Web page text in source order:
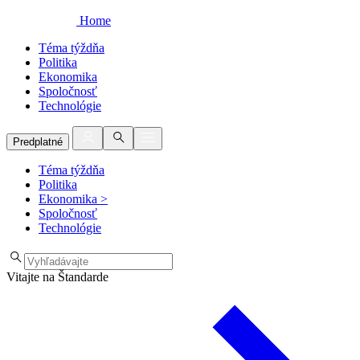
Home
Téma týždňa
Politika
Ekonomika
Spoločnosť
Technológie
Predplatné
Téma týždňa
Politika
Ekonomika >
Spoločnosť
Technológie
Vitajte na Štandarde